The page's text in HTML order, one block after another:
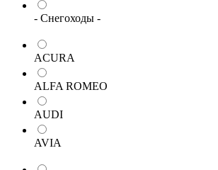
- Снегоходы -
ACURA
ALFA ROMEO
AUDI
AVIA